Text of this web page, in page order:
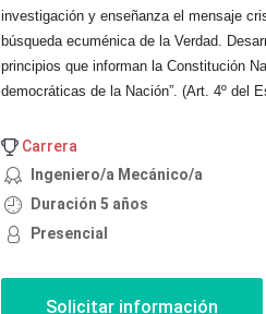
investigación y enseñanza el mensaje
búsqueda ecuménica de la Verdad.
principios que informan la Constitución
democráticas de la Nación”. (Art. 4º del
Carrera
Ingeniero/a Mecánico/a
Duración 5 años
Presencial